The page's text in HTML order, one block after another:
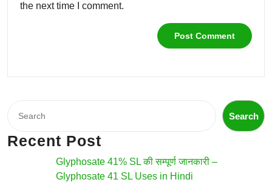
the next time I comment.
Search
Search
Recent Post
Glyphosate 41% SL की सम्पूर्ण जानकारी –
Glyphosate 41 SL Uses in Hindi